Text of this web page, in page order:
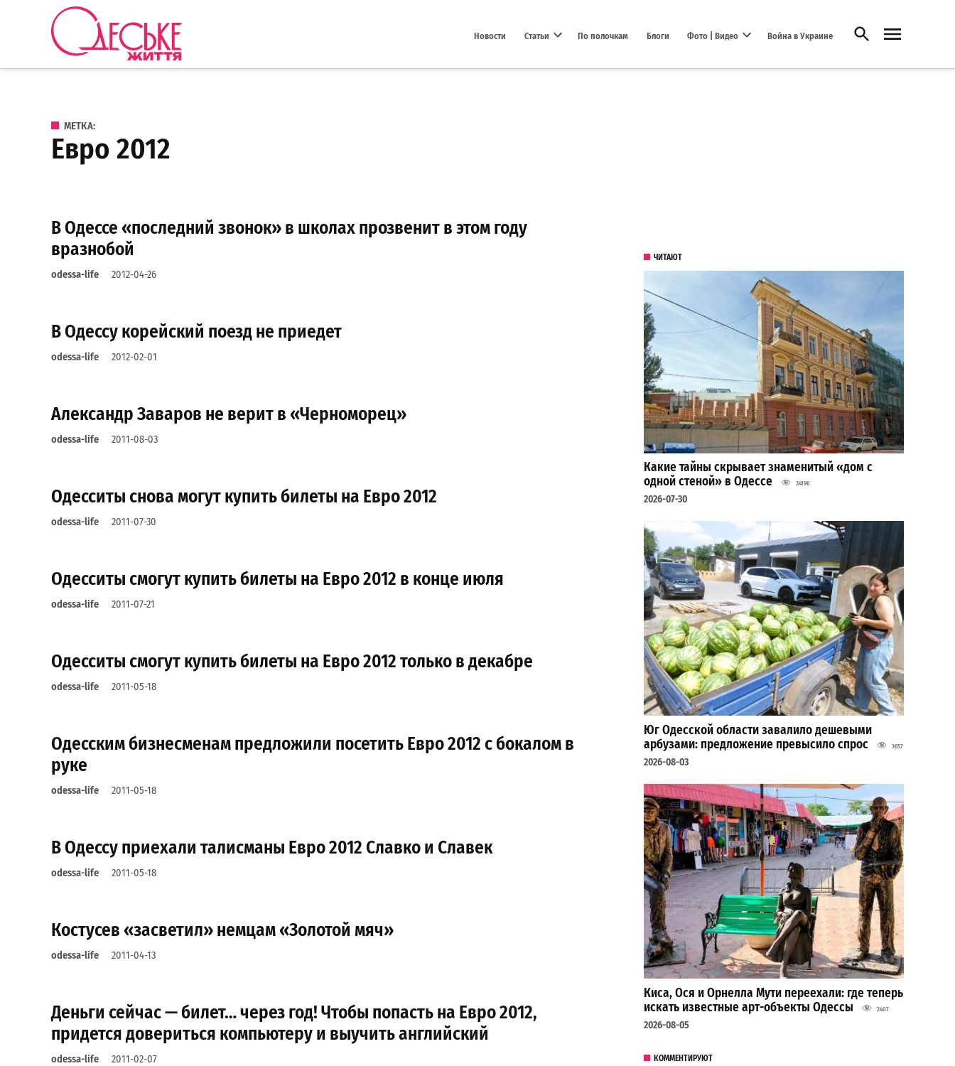
Перейти к содержанию
Новости Статьи По полочкам Блоги Фото | Видео Война в Украине Открыть поиск
МЕТКА:
евро 2012
В Одессе «последний звонок» в школах прозвенит в этом году
вразнобой
odessa-life 2012-04-26
В Одессу корейский поезд не приедет
odessa-life 2012-02-01
Александр Заваров не верит в «Черноморец»
odessa-life 2011-08-03
Одесситы снова могут купить билеты на Евро 2012
odessa-life 2011-07-30
Одесситы смогут купить билеты на Евро 2012 в конце июля
odessa-life 2011-07-21
Одесситы смогут купить билеты на Евро 2012 только в декабре
odessa-life 2011-05-18
Одесским бизнесменам предложили посетить Евро 2012 с бокалом в
руке
odessa-life 2011-05-18
В Одессу приехали талисманы Евро 2012 Славко и Славек
odessa-life 2011-05-18
Костусев «засветил» немцам «Золотой мяч»
odessa-life 2011-04-13
Деньги сейчас — билет… через год! Чтобы попасть на Евро 2012,
придется довериться компьютеру и выучить английский
odessa-life 2011-02-07
ЧИТАЮТ
Какие тайны скрывает знаменитый «дом с
одной стеной» в Одессе
34196
2026-07-30
Юг Одесской области завалило дешевыми
арбузами: предложение превысило спрос
3657
2026-08-03
Киса, Ося и Орнелла Мути переехали: где теперь
искать известные арт-объекты Одессы
2407
2026-08-05
КОММЕНТИРУЮТ